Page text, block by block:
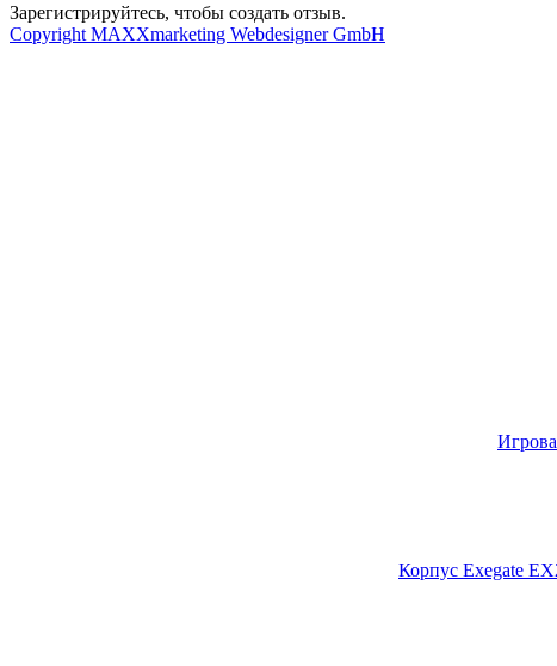
Зарегистрируйтесь, чтобы создать отзыв.
Copyright MAXXmarketing Webdesigner GmbH
Корпус Exegate